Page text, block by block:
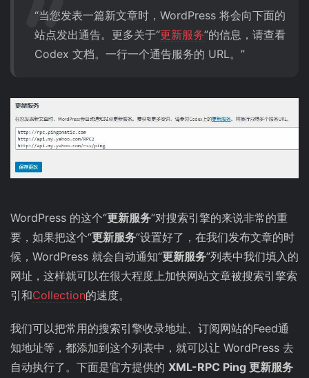
“当您发表一篇新文章时，WordPress 将会向下面的
站点发出通告。更多关于“更新服务”的信息，请查看
Codex 文档。一行一个通告服务的 URL。”
WordPress 的这个“更新服务”对搜索引擎的来说非常的重
要，如果把这个“更新服务”设置好了，在我们发布文章的时
候，WordPress 就会自动通知“更新服务”列表中我们填入的
网址，这样就可以在很大程度上加快网站文章被搜索引擎索
引和Collection的速度。
我们可以把常用的搜索引擎收录地址、订阅网站的Feed通
知地址等，都添加到这个列表中，就可以让 WordPress 去
自动执行了。下面是官方提供的 XML-RPC Ping 更新服务